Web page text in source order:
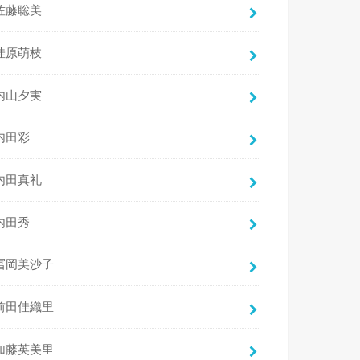
藤聡美
原萌枝
山夕実
田彩
田真礼
田秀
岡美沙子
田佳織里
藤英美里